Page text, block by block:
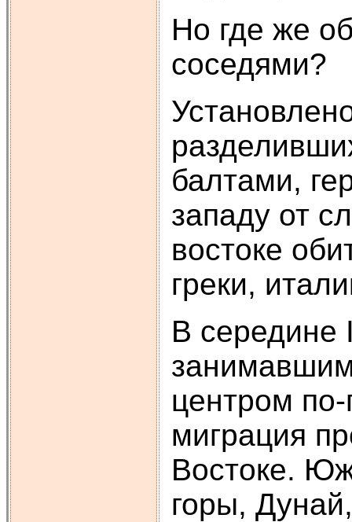
Но где же
соседями?
балтами,
западу от
востоке
греки,
В середине
центром
миграция
Востоке.
горы,